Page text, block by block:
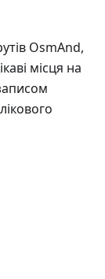
OsmAnd,
місця на